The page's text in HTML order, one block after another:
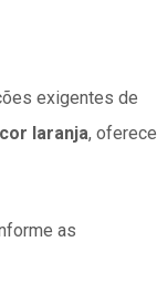
exigentes de
laranja, oferece
as